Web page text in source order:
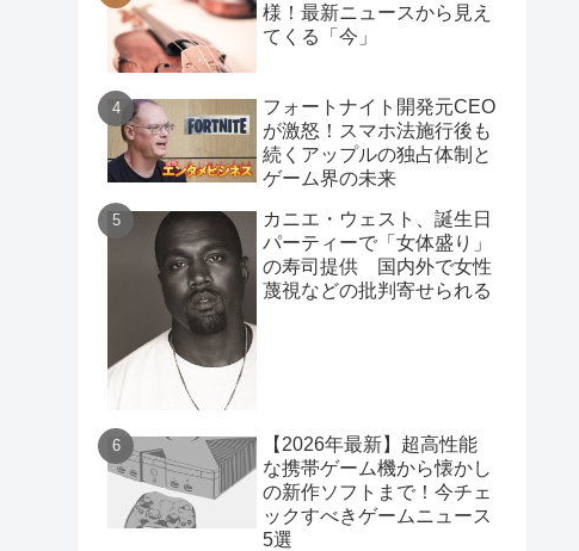
様！最新ニュースから見え
てくる「今」
フォートナイト開発元CEO
が激怒！スマホ法施行後も
続くアップルの独占体制と
ゲーム界の未来
カニエ・ウェスト、誕生日
パーティーで「女体盛り」
の寿司提供 国内外で女性
蔑視などの批判寄せられる
【2026年最新】超高性能
な携帯ゲーム機から懐かし
の新作ソフトまで！今チェ
ックすべきゲームニュース
5選